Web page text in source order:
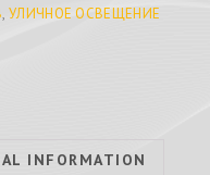
,УЛИЧНОЕ ОСВЕЩЕНИЕ
INFORMATION